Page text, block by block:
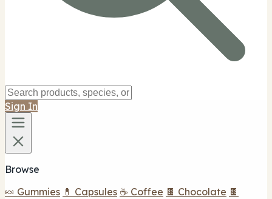
Sign In
Browse
🍬 Gummies 💊 Capsules ☕ Coffee 🍫 Chocolate 🍫